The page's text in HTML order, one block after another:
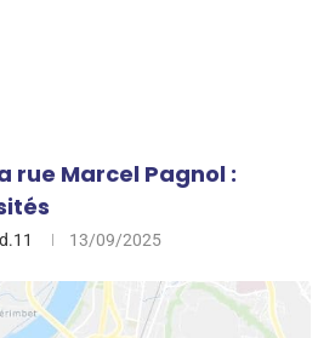
rue Marcel Pagnol :
13/09/2025